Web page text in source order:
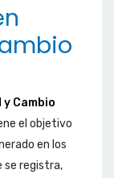
y Cambio
el objetivo
en los
se registra,